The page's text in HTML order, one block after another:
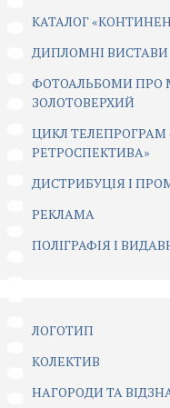
КАТАЛОГ
ДИПЛОМНІ ВИСТАВИ
ФОТОАЛЬБОМИ ПРО
ЗОЛОТОВЕРХИЙ
ЦИКЛ ТЕЛЕПРОГРАМ
РЕТРОСПЕКТИВА»
ДИСТРИБУЦІЯ І
РЕКЛАМА
ПОЛІГРАФІЯ І
ЛОГОТИП
КОЛЕКТИВ
НАГОРОДИ ТА